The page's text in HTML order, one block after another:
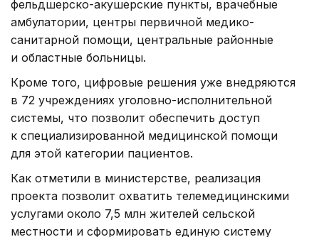
фельдшерско-акушерские пункты, врачебные
амбулатории, центры первичной медико-
санитарной помощи, центральные районные
и областные больницы.
Кроме того, цифровые решения уже внедряются
в 72 учреждениях уголовно-исполнительной
системы, что позволит обеспечить доступ
к специализированной медицинской помощи
для этой категории пациентов.
Как отметили в министерстве, реализация
проекта позволит охватить телемедицинскими
услугами около 7,5 млн жителей сельской
местности и сформировать единую систему